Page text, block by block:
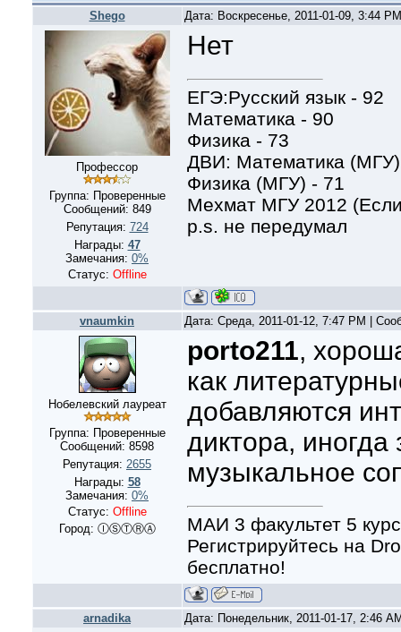
Shego Дата: Воскресенье, 2011-01-09, 3:44
Профессор
Группа: Проверенные
Сообщений: 849
Репутация: 724
Награды: 47
Замечания: 0%
Статус: Offline
Нет
ЕГЭ:Русский язык - 92
Математика - 90
Физика - 73
ДВИ: Математика
Физика (МГУ) - 71
Мехмат МГУ 2012
p.s. не передумал
vnaumkin Дата: Среда, 2011-01-12, 7:47 PM |
Нобелевский лауреат
Группа: Проверенные
Сообщений: 8598
Репутация: 2655
Награды: 58
Замечания: 0%
Статус: Offline
Город: ⒾⓈⓉⓇⒶ
porto211,
как
добавляются
диктора, иногда
музыкальное
МАИ 3 факультет 5 курс
Регистрируйтесь на
бесплатно!
arnadika
Дата: Понедельник, 2011-01-17, 2:46